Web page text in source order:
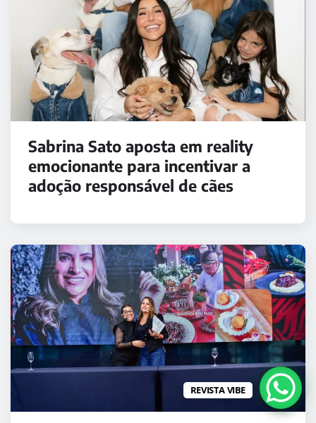
Sabrina Sato aposta em reality
emocionante para incentivar a
adoção responsável de cães
REVISTA VIBE